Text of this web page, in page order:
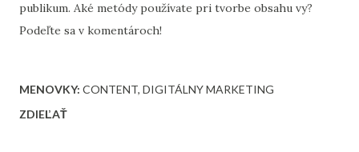
publikum. Aké metódy používate pri tvorbe obsahu vy?
Podeľte sa v komentároch!
MENOVKY: CONTENT DIGITÁLNY MARKETING
ZDIEĽAŤ